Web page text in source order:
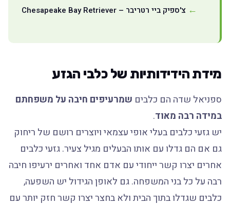
צ'ספיק ביי רטריבר – Chesapeake Bay Retriever
מידת הידידותיות של כלבי הגזע
ספניאל שדה הם כלבים שמרעיפים חיבה על משפחתם
במידה רבה מאוד.
יש גזעי כלבים בעלי אופי עצמאי ויוצרים רושם של ריחוק
גם אם הם גדלו עם אותו הבעלים מגיל צעיר. גזעי כלבים
אחרים יצרו קשר ייחודי עם אדם אחד ואחרים ירעיפו חיבה
רבה על כל בני המשפחה. גם לאופן הגידול יש השפעה,
כלבים שגדלו בתוך הבית ולא בחצר יצרו קשר חזק יותר עם